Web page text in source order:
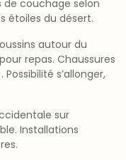
de couchage selon
étoiles du désert.
autour du
repas. Chaussures
s’allonger,
sur
Installations